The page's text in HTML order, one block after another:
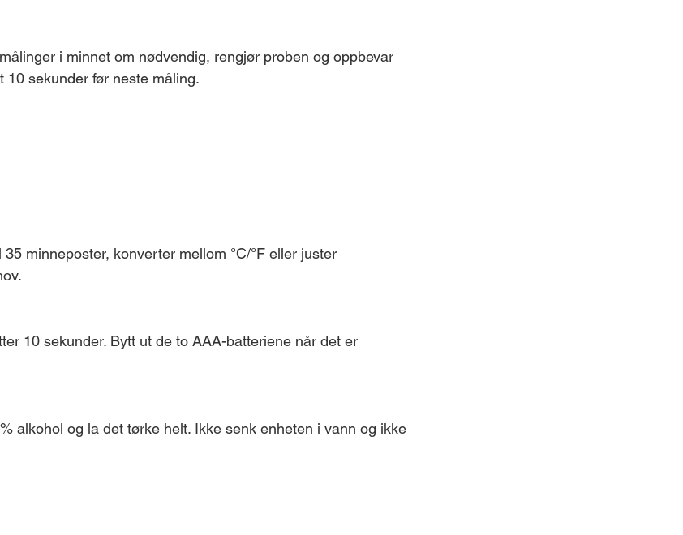
i minnet om nødvendig, rengjør proben og oppbevar
10 sekunder før neste måling.
minneposter, konverter mellom °C/°F eller juster
10 sekunder. Bytt ut de to AAA-batteriene når det er
alkohol og la det tørke helt. Ikke senk enheten i vann og ikke